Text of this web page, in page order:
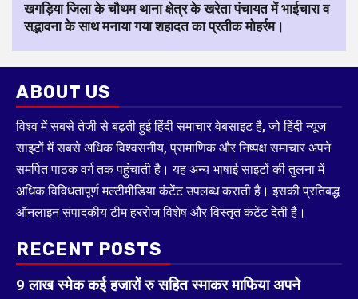
खगड़िया जिला के चौथम थाना क्षेत्र के खरेता पंचायत में भाईचारा व
सद्भावना के साथ मनाया गया शहादत का प्रतीक मोहर्रम।
ABOUT US
विश्व में सबसे तेजी से बढ़ती हुई हिंदी समाचार वेबसाइट है, जो हिंदी न्यूज
साइटों में सबसे अधिक विश्वसनीय, प्रामाणिक और निष्पक्ष समाचार अपने
समर्पित पाठक वर्ग तक पहुंचाती है। यह अन्य भाषाई साइटों की तुलना में
अधिक विविधतापूर्ण मल्टीमीडिया कंटेंट उपलब्ध कराती है। इसकी प्रतिबद्ध
ऑनलाइन संपादकीय टीम हररोज विशेष और विस्तृत कंटेंट देती है।
RECENT POSTS
9 लाख स्मेक कई हजारों रु सहित स्माकर माफिया अपने